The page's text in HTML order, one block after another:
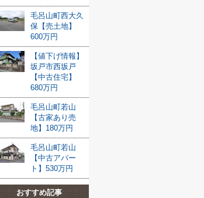
毛呂山町西大久
保【売土地】
600万円
【値下げ情報】
坂戸市西坂戸
【中古住宅】
680万円
毛呂山町若山
【古家あり売
地】180万円
毛呂山町若山
【中古アパー
ト】530万円
おすすめ記事